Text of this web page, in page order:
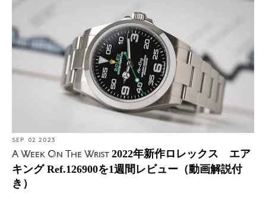
SEP. 02 2023
A Week On The Wrist 2022年新作ロレックス エア
キング Ref.126900を1週間レビュー（動画解説付
き）